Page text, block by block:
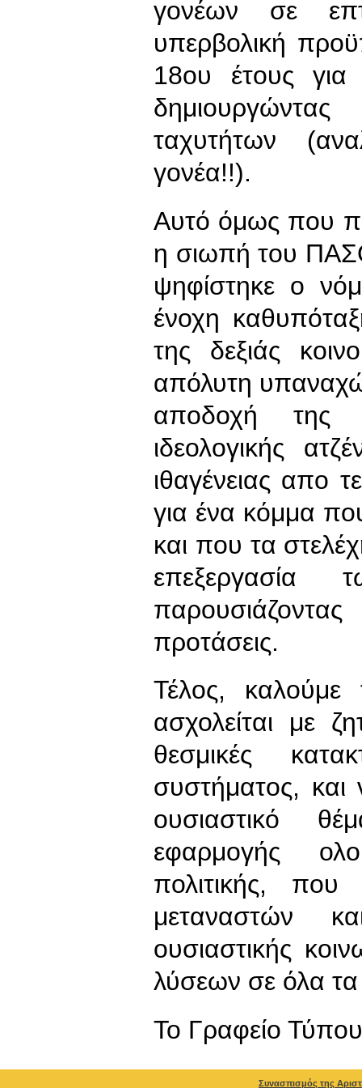
γονέων σε
υπερβολική
18ου έτους για
ταχυτήτων
γονέα!!).
Αυτό όμως που
η σιωπή του
ψηφίστηκε ο
ένοχη
της δεξιάς
απόλυτη
αποδοχή της
ιδεολογικής
ιθαγένειας απο
για ένα κόμμα
και που τα
επεξεργασία
προτάσεις.
Τέλος,
ασχολείται με
θεσμικές
συστήματος,
ουσιαστικό
εφαρμογής
πολιτικής,
μεταναστών
ουσιαστικής
λύσεων σε όλα
To Γραφείο Τύπου
Συνασπισμός της